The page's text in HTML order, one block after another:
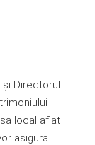
Directorul
local aflat
asigura